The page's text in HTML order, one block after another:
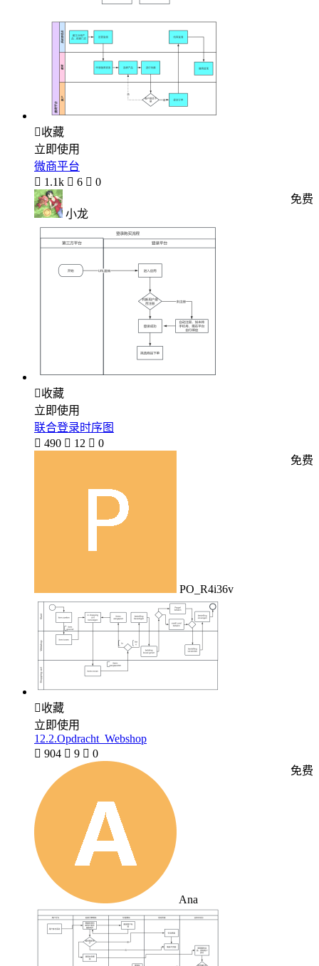
收藏
立即使用
微商平台
 1.1k  6  0
小龙
免费
收藏
立即使用
联合登录时序图
 490  12  0
PO_R4i36v
免费
收藏
立即使用
12.2.Opdracht_Webshop
 904  9  0
Ana
免费